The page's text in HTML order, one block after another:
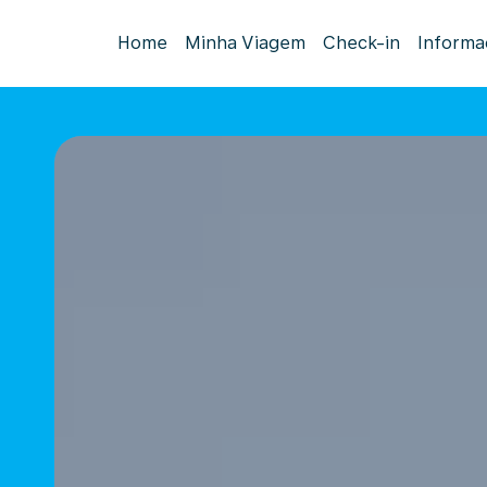
Home Minha Viagem Check-in